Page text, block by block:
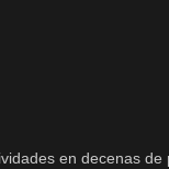
en decenas